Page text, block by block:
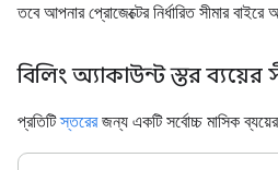
তবে আপনার প্রোজেক্টের নির্ধারিত সীমার
বিলিং অ্যাকাউন্ট স্তর ব্যয়ের
প্রতিটিস্তরেরজন্য একটি সর্বোচ্চ মাসিক ব্যয়ের